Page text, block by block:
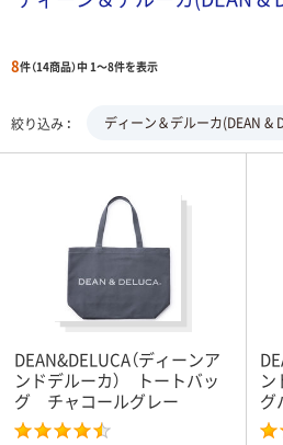
8件（14商品）中 1～8件を表示
絞り込み ディーン＆デルーカ(DEAN &
DEAN&DELUCA（ディーンア
ンドデルーカ） トートバッ
グ チャコールグレー
ン
グ